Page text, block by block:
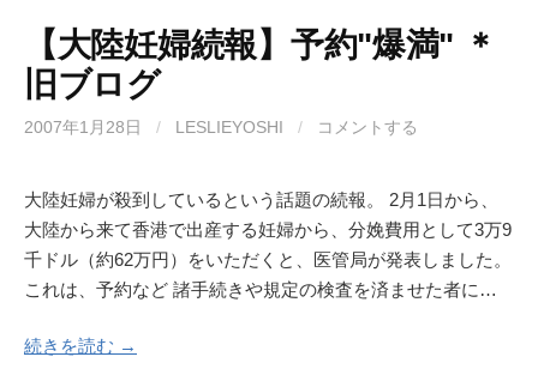
【大陸妊婦続報】予約"爆満" ＊
旧ブログ
2007年1月28日 / LESLIEYOSHI / コメントする
大陸妊婦が殺到しているという話題の続報。 2月1日から、
大陸から来て香港で出産する妊婦から、分娩費用として3万9
千ドル（約62万円）をいただくと、医管局が発表しました。
これは、予約など 諸手続きや規定の検査を済ませた者に…
続きを読む →